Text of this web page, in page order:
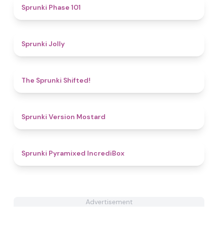
Sprunki Phase 101
Sprunki Jolly
The Sprunki Shifted!
Sprunki Version Mostard
Sprunki Pyramixed IncrediBox
Advertisement